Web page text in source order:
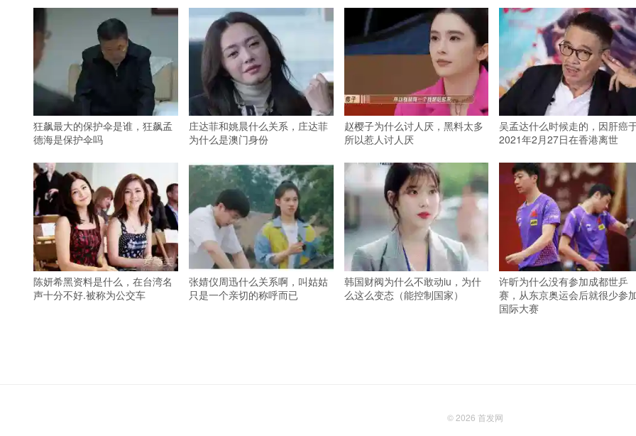
狂飙最大的保护伞是谁，狂飙孟
德海是保护伞吗
庄达菲和姚晨什么关系，庄达菲
为什么是澳门身份
赵樱子为什么讨人厌，黑料太多
所以惹人讨人厌
吴孟达什么时候走的，因肝癌
2021年2月27日在香港离世
陈妍希黑资料是什么，在台湾名
声十分不好.被称为公交车
张婧仪周迅什么关系啊，叫姑姑
只是一个亲切的称呼而已
韩国财阀为什么不敢动iu，为什
么这么变态（能控制国家）
许昕为什么没有参加成都世乒
赛，从东京奥运会后就很少参
国际大赛
© 2026 首发网